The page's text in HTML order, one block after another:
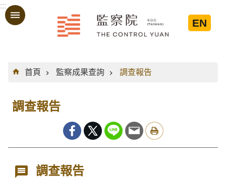
跳到主要內容區塊
:::
EN
:::
首頁
監察成果查詢 調查報告
調查報告
調查報告